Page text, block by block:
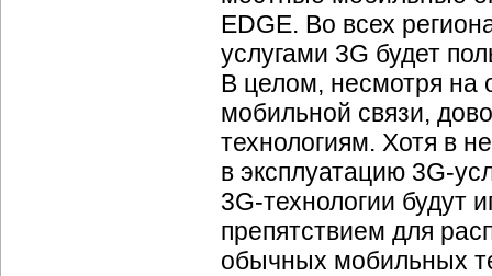
EDGE. Во всех
услугами 3G будет
В целом, несмотря на
мобильной связи,
технологиям. Хотя в
в эксплуатацию 3G-
3G-технологии будут
препятствием для
обычных мобильных